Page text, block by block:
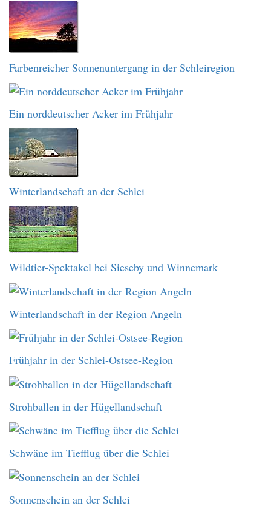
Farbenreicher Sonnenuntergang in der Schleiregion
Ein norddeutscher Acker im Frühjahr
Winterlandschaft an der Schlei
Wildtier-Spektakel bei Sieseby und Winnemark
Winterlandschaft in der Region Angeln
Frühjahr in der Schlei-Ostsee-Region
Strohballen in der Hügellandschaft
Schwäne im Tiefflug über die Schlei
Sonnenschein an der Schlei